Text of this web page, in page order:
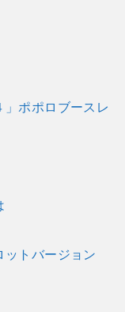
ポポロブースレ
トバージョン